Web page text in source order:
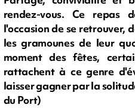
rendez-vous. Ce repas
l'occasion de se retrouver,
les gramounes de leur
moment des fêtes,
rattachent à ce genre
laisser gagner par la
du Port)